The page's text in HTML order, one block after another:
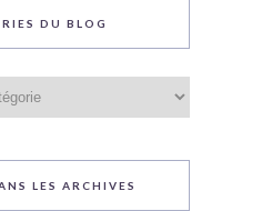
DU BLOG
LES ARCHIVES